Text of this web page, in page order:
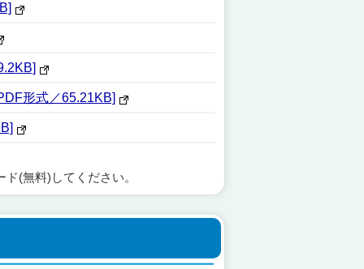
形式／65.21KB]
ド(無料)してください。